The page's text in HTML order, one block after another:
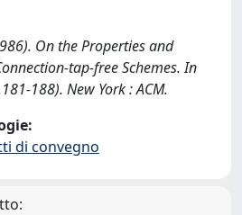
On the Properties and
tap-free Schemes. In
188). New York : ACM.
di convegno